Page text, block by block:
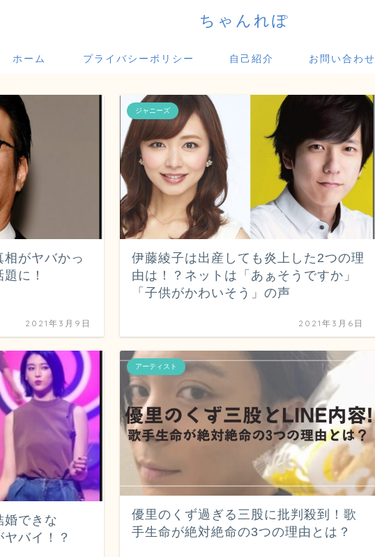
ちゃんれぽ
ホーム プライバシーポリシー 自己紹介 お問い合わせ
がヤバかっ
に！
2021年3月9日
ジャニーズ
伊藤綾子は出産しても炎上した2つの理
由は！？ネットは「あぁそうですか」
「子供がかわいそう」の声
2021年3月6日
婚できな
バイ！？
アーティスト
優里のくず過ぎる三股に批判殺到！歌
手生命が絶対絶命の3つの理由とは？